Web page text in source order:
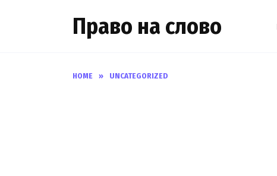
Право на слово
HOME » UNCATEGORIZED